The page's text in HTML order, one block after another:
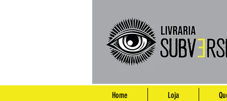
Home Loja